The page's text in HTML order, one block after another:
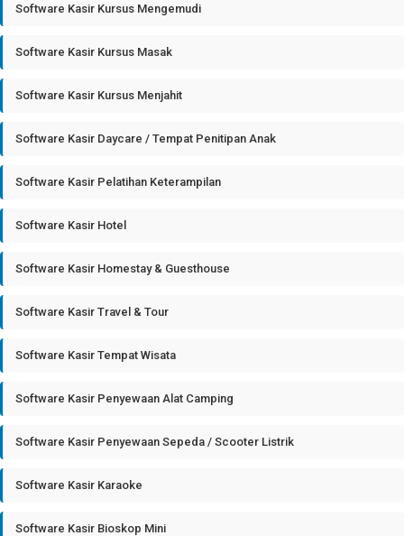
Software Kasir Kursus Mengemudi
Software Kasir Kursus Masak
Software Kasir Kursus Menjahit
Software Kasir Daycare / Tempat Penitipan Anak
Software Kasir Pelatihan Keterampilan
Software Kasir Hotel
Software Kasir Homestay & Guesthouse
Software Kasir Travel & Tour
Software Kasir Tempat Wisata
Software Kasir Penyewaan Alat Camping
Software Kasir Penyewaan Sepeda / Scooter Listrik
Software Kasir Karaoke
Software Kasir Bioskop Mini